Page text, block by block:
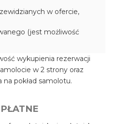
w ofercie,
(jest możliwość
wykupienia rezerwacji
w 2 strony oraz
pokład samolotu.